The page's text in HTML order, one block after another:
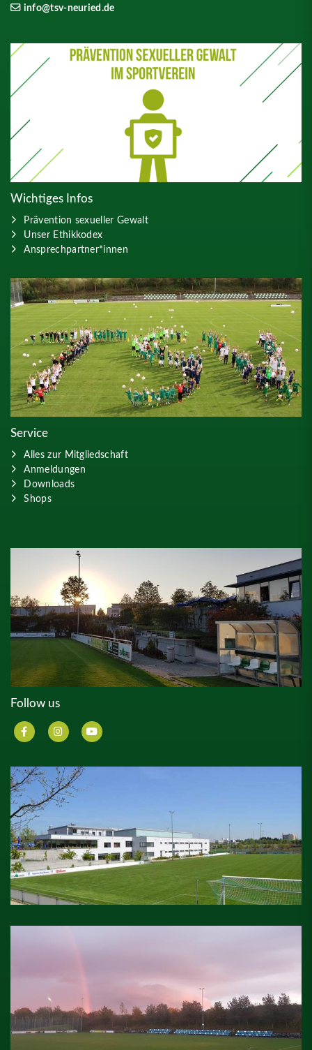
info@tsv-neuried.de
Wichtiges Infos
Prävention sexueller Gewalt
Unser Ethikkodex
Ansprechpartner*innen
Service
Alles zur Mitgliedschaft
Anmeldungen
Downloads
Shops
Follow us